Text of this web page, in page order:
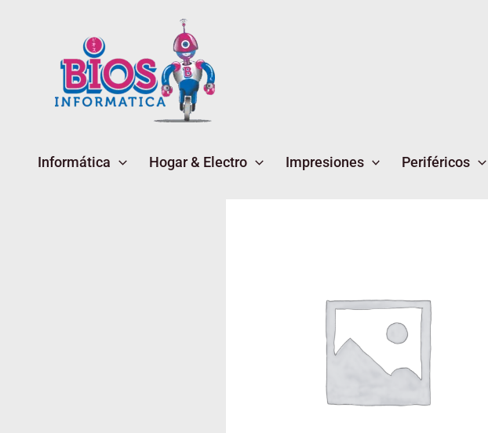
Informática Hogar & Electro Impresiones Periféricos